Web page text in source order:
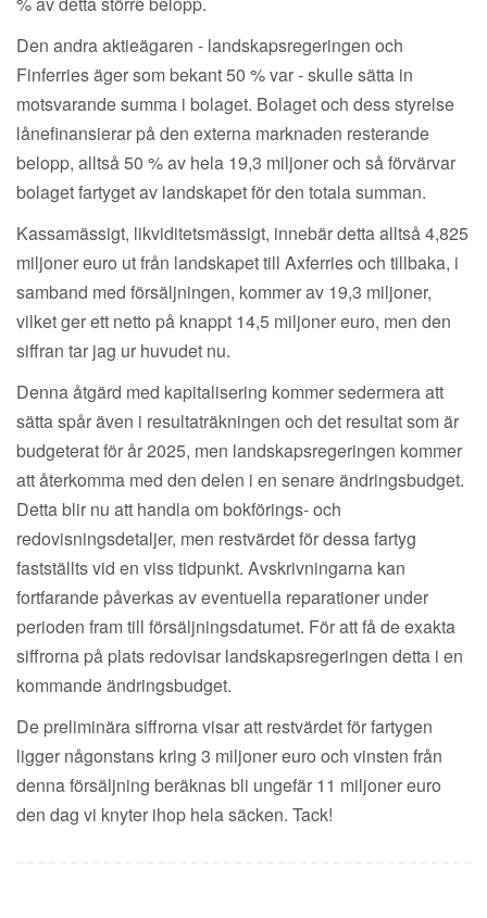
Den andra aktieägaren - landskapsregeringen och
Finferries äger som bekant 50 % var - skulle sätta in
motsvarande summa i bolaget. Bolaget och dess styrelse
lånefinansierar på den externa marknaden resterande
belopp, alltså 50 % av hela 19,3 miljoner och så förvärvar
bolaget fartyget av landskapet för den totala summan.
Kassamässigt, likviditetsmässigt, innebär detta alltså 4,825
miljoner euro ut från landskapet till Axferries och tillbaka, i
samband med försäljningen, kommer av 19,3 miljoner,
vilket ger ett netto på knappt 14,5 miljoner euro, men den
siffran tar jag ur huvudet nu.
Denna åtgärd med kapitalisering kommer sedermera att
sätta spår även i resultaträkningen och det resultat som är
budgeterat för år 2025, men landskapsregeringen kommer
att återkomma med den delen i en senare ändringsbudget.
Detta blir nu att handla om bokförings- och
redovisningsdetaljer, men restvärdet för dessa fartyg
fastställts vid en viss tidpunkt. Avskrivningarna kan
fortfarande påverkas av eventuella reparationer under
perioden fram till försäljningsdatumet. För att få de exakta
siffrorna på plats redovisar landskapsregeringen detta i en
kommande ändringsbudget.
De preliminära siffrorna visar att restvärdet för fartygen
ligger någonstans kring 3 miljoner euro och vinsten från
denna försäljning beräknas bli ungefär 11 miljoner euro
den dag vi knyter ihop hela säcken. Tack!